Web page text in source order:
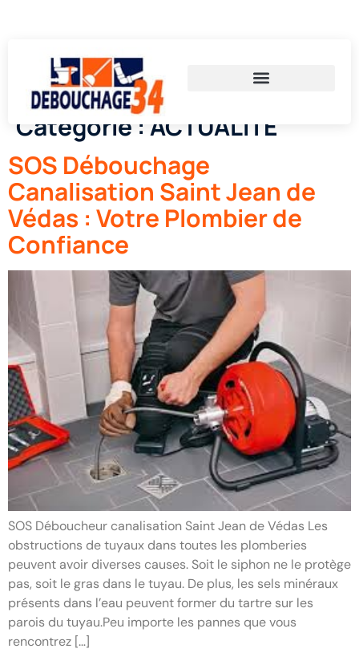
Catégorie :ACTUALITÉ
SOS Débouchage
Canalisation Saint Jean de
Védas : Votre Plombier de
Confiance
SOS Déboucheur canalisation Saint Jean de Védas Les
obstructions de tuyaux dans toutes les plomberies
peuvent avoir diverses causes. Soit le siphon ne le protège
pas, soit le gras dans le tuyau. De plus, les sels minéraux
présents dans l’eau peuvent former du tartre sur les
parois du tuyau.Peu importe les pannes que vous
rencontrez […]